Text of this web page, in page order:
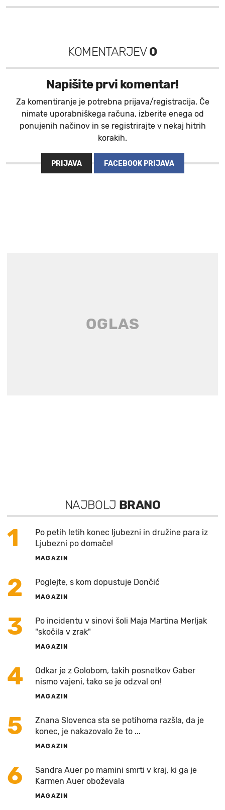
KOMENTARJEV0
Napišite prvi komentar!
Za komentiranje je potrebna prijava/registracija. Če
nimate uporabniškega računa, izberite enega od
ponujenih načinov in se registrirajte v nekaj hitrih
korakih.
PRIJAVA FACEBOOK PRIJAVA
NAJBOLJ BRANO
1
Po petih letih konec ljubezni in družine para iz
Ljubezni po domače!
MAGAZIN
2 Poglejte, s kom dopustuje Dončić
MAGAZIN
3
Po incidentu v sinovi šoli Maja Martina Merljak
"skočila v zrak"
MAGAZIN
4
Odkar je z Golobom, takih posnetkov Gaber
nismo vajeni, tako se je odzval on!
MAGAZIN
5
Znana Slovenca sta se potihoma razšla, da je
konec, je nakazovalo že to ...
MAGAZIN
6
Sandra Auer po mamini smrti v kraj, ki ga je
Karmen Auer oboževala
MAGAZIN